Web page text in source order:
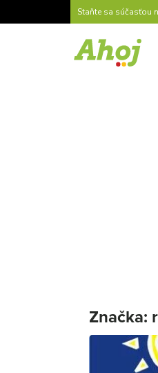
Staňte sa súčasťou
Značka: